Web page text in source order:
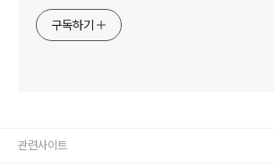
구독하기
관련사이트